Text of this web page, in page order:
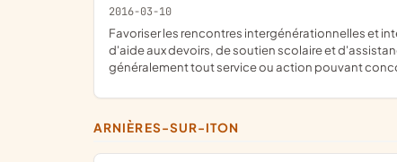
2016-03-10
favoriser les rencontres intergénérationnelles et interculturelles, contribuer à l'intégration des personnes en situation d'isolement ou de précarité, promouvoir des activités
d'aide aux devoirs, de soutien scolaire et
généralement tout service ou action pouvant
ARNIÈRES-SUR-ITON